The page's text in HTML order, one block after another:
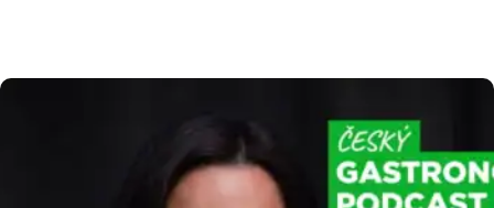
na všechny změny připravit bez zbytečného
tržeb 2.0 Abychom vám usnadnili orientaci
v nadcházejících legislativních krocích, připravili